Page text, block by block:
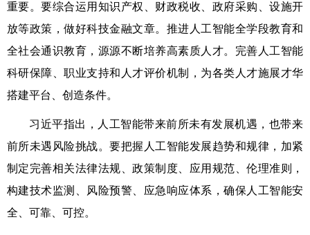
重要。要综合运用知识产权、财政税收、政府采购、设施开
放等政策，做好科技金融文章。推进人工智能全学段教育和
全社会通识教育，源源不断培养高素质人才。完善人工智能
科研保障、职业支持和人才评价机制，为各类人才施展才华
搭建平台、创造条件。
习近平指出，人工智能带来前所未有发展机遇，也带来
前所未遇风险挑战。要把握人工智能发展趋势和规律，加紧
制定完善相关法律法规、政策制度、应用规范、伦理准则，
构建技术监测、风险预警、应急响应体系，确保人工智能安
全、可靠、可控。